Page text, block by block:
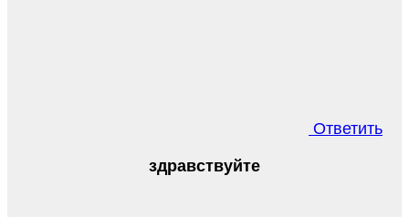
Ответить
здравствуйте